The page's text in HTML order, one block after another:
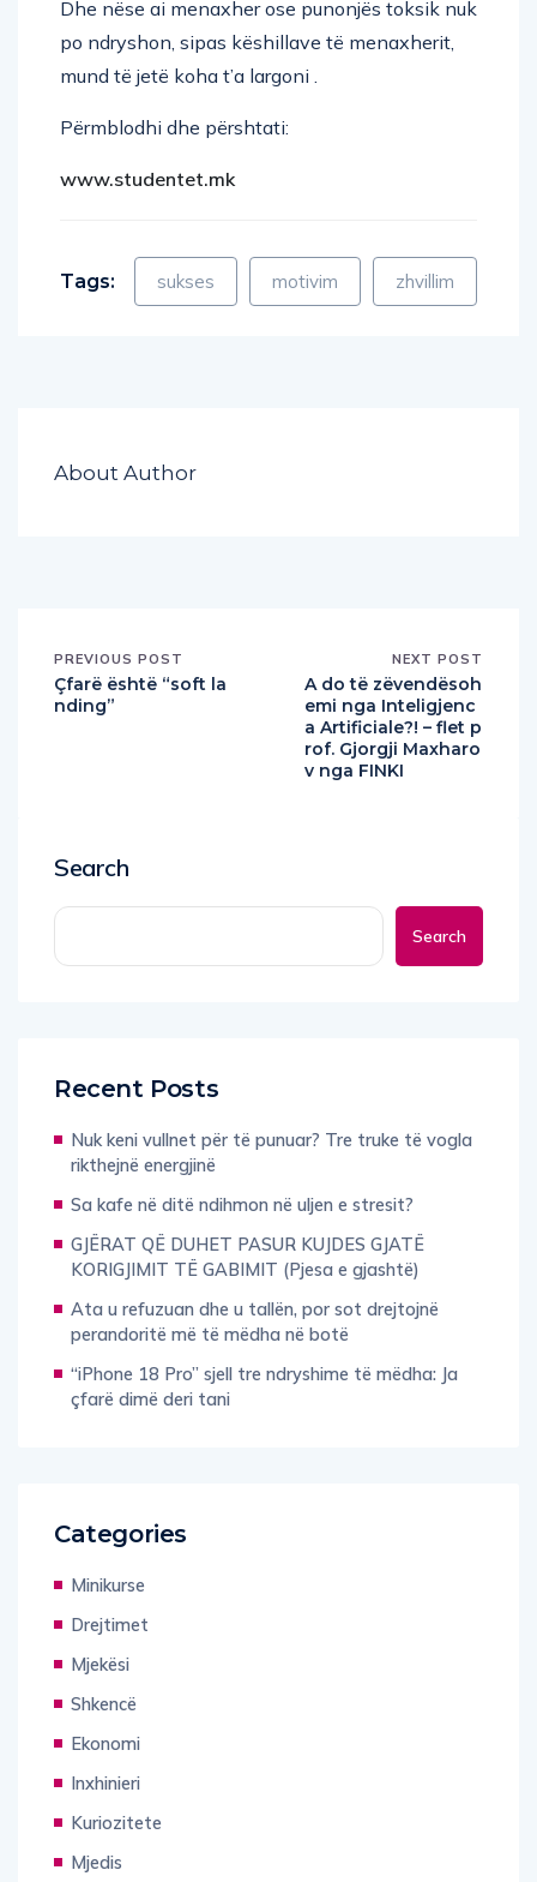
Dhe nëse ai menaxher ose punonjës toksik nuk
po ndryshon, sipas këshillave të menaxherit,
mund të jetë koha t’a largoni .
Përmblodhi dhe përshtati:
www.studentet.mk
Tags: sukses motivim zhvillim
About Author
PREVIOUS POST
Çfarë është “soft la
nding”
NEXT POST
A do të zëvendësoh
emi nga Inteligjenc
a Artificiale?! – flet p
rof. Gjorgji Maxharo
v nga FINKI
Search
Search
Recent Posts
Nuk keni vullnet për të punuar? Tre truke të vogla
rikthejnë energjinë
Sa kafe në ditë ndihmon në uljen e stresit?
GJËRAT QË DUHET PASUR KUJDES GJATË
KORIGJIMIT TË GABIMIT (Pjesa e gjashtë)
Ata u refuzuan dhe u tallën, por sot drejtojnë
perandoritë më të mëdha në botë
“iPhone 18 Pro” sjell tre ndryshime të mëdha: Ja
çfarë dimë deri tani
Categories
Minikurse
Drejtimet
Mjekësi
Shkencë
Ekonomi
Inxhinieri
Kuriozitete
Mjedis